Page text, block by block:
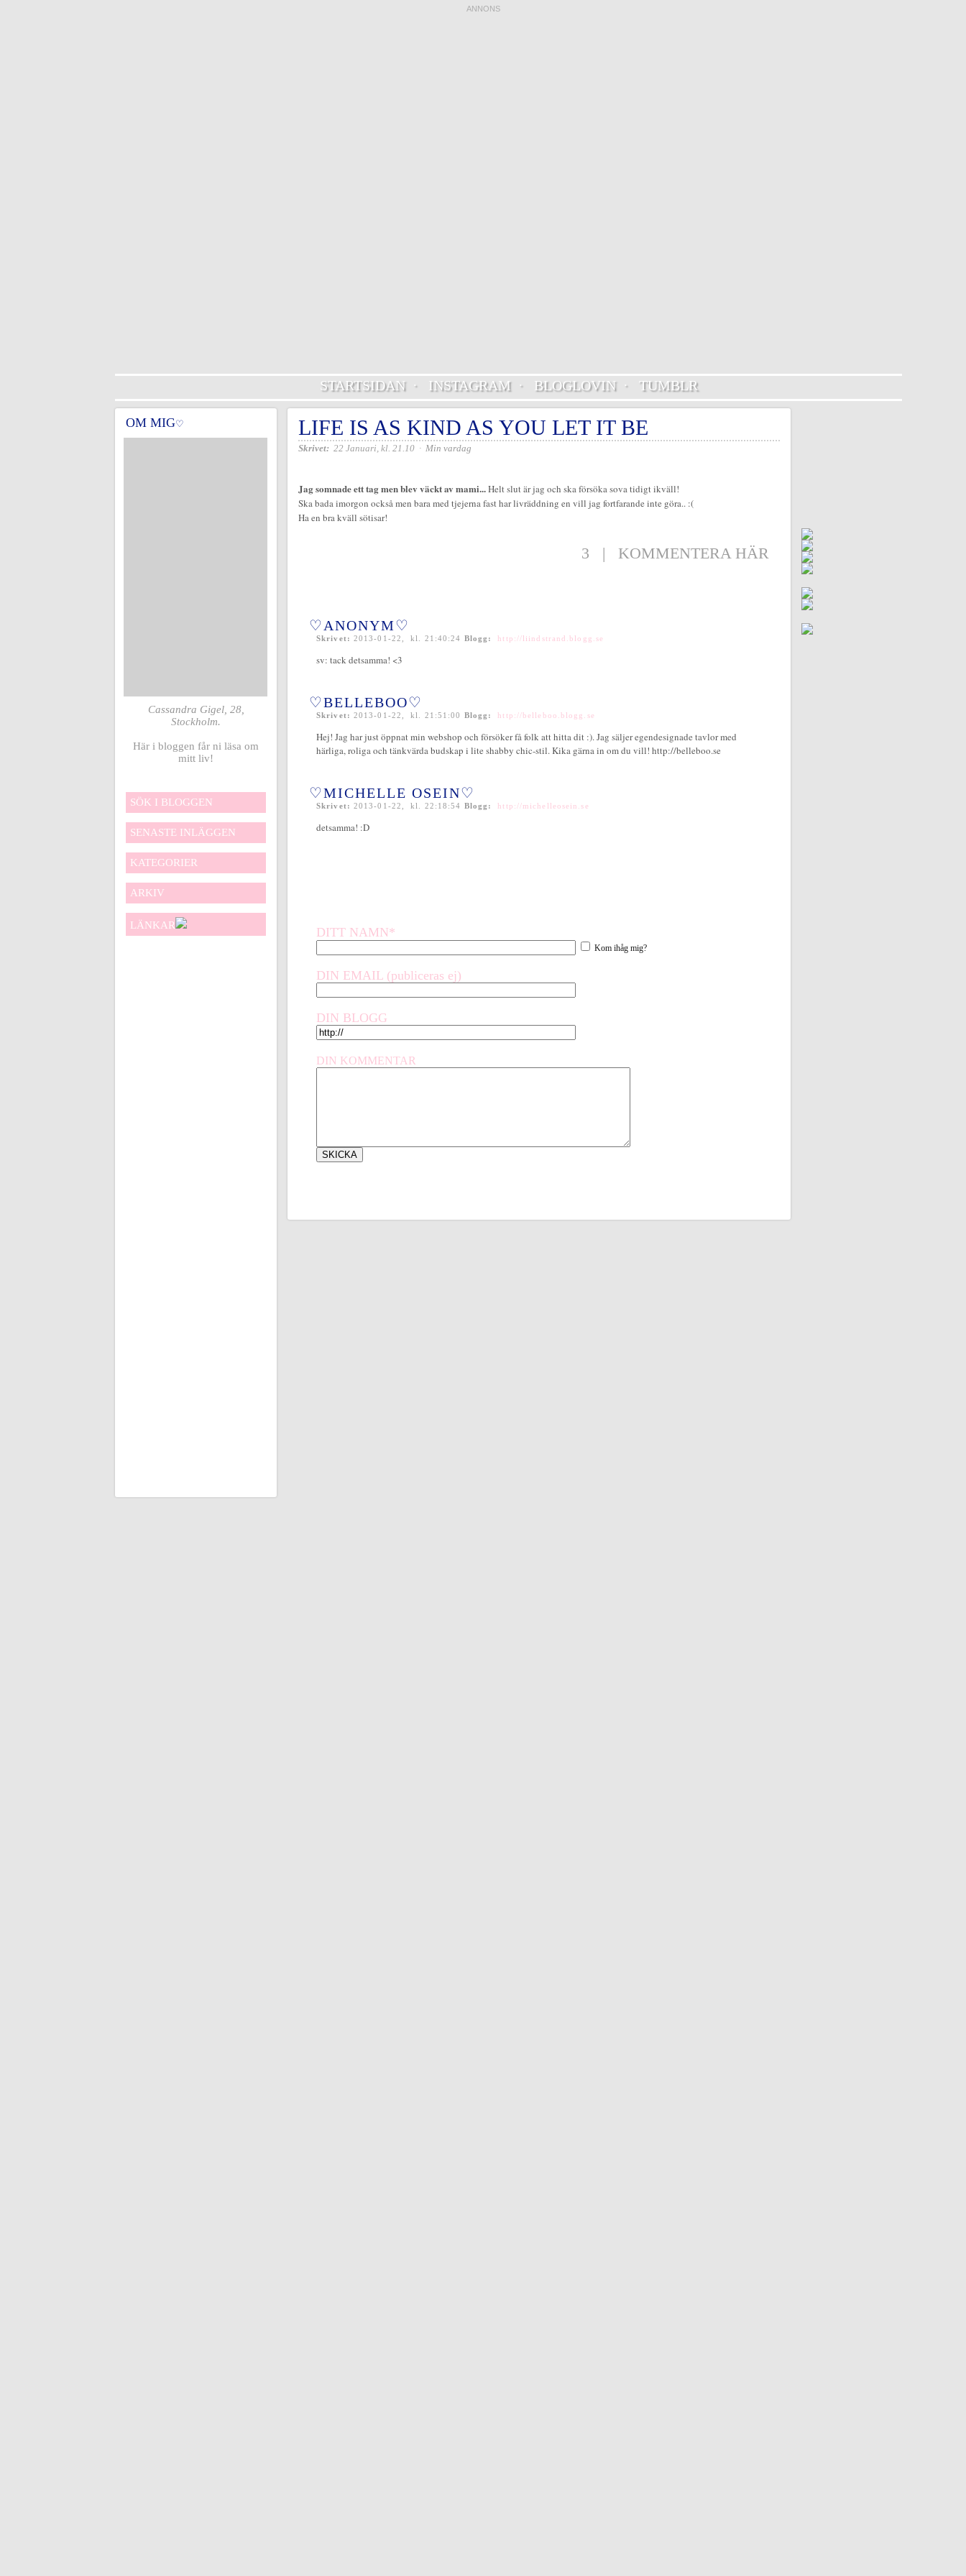
STARTSIDAN· INSTAGRAM· BLOGLOVIN· TUMBLR
LIFE IS AS KIND AS YOU LET IT BE
Skrivet: 22 Januari, kl. 21.10 · Min vardag
Jag somnade ett tag men blev väckt av mami...Helt slut är jag och ska försöka sova tidigt ikväll!
Ska bada imorgon också men bara med tjejerna fast har livräddning en vill jag fortfarande inte göra.. :(
Ha en bra kväll sötisar!
3 | KOMMENTERA HÄR
♡ANONYM♡
Skrivet: 2013-01-22, kl. 21:40:24 Blogg: http://liindstrand.blogg.se
sv: tack detsamma! <3
♡BELLEBOO♡
Skrivet: 2013-01-22, kl. 21:51:00 Blogg: http://belleboo.blogg.se
Hej! Jag har just öppnat min webshop och försöker få folk att hitta dit :). Jag säljer egendesignade tavlor med
härliga, roliga och tänkvärda budskap i lite shabby chic-stil. Kika gärna in om du vill! http://belleboo.se
♡MICHELLE OSEIN♡
Skrivet: 2013-01-22, kl. 22:18:54 Blogg: http://michelleosein.se
detsamma! :D
DITT NAMN*
Kom ihåg mig?
DIN EMAIL (publiceras ej)
DIN BLOGG
DIN KOMMENTAR
OM MIG♡
Cassandra Gigel, 28,
Stockholm.
Här i bloggen får ni läsa om
mitt liv!
SÖK I BLOGGEN
SENASTE INLÄGGEN
KATEGORIER
ARKIV
LÄNKAR